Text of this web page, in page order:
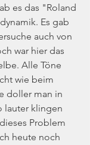
es das "Roland
Es gab
auch von
war hier das
Alle Töne
wie beim
doller man in
lauter klingen
Problem
heute noch